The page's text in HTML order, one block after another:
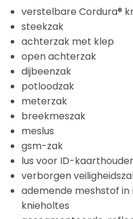
verstelbare Cordura®
steekzak
achterzak met klep
open achterzak
dijbeenzak
potloodzak
meterzak
breekmeszak
meslus
gsm-zak
lus voor ID-kaarthouder
verborgen
ademende meshstof in
knieholtes